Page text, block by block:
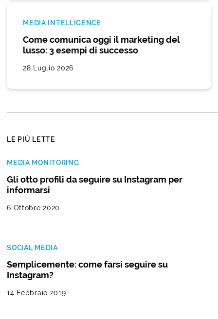
MEDIA INTELLIGENCE
Come comunica oggi il marketing del
lusso: 3 esempi di successo
28 Luglio 2026
LE PIÙ LETTE
MEDIA MONITORING
Gli otto profili da seguire su Instagram per
informarsi
6 Ottobre 2020
SOCIAL MEDIA
Semplicemente: come farsi seguire su
Instagram?
14 Febbraio 2019